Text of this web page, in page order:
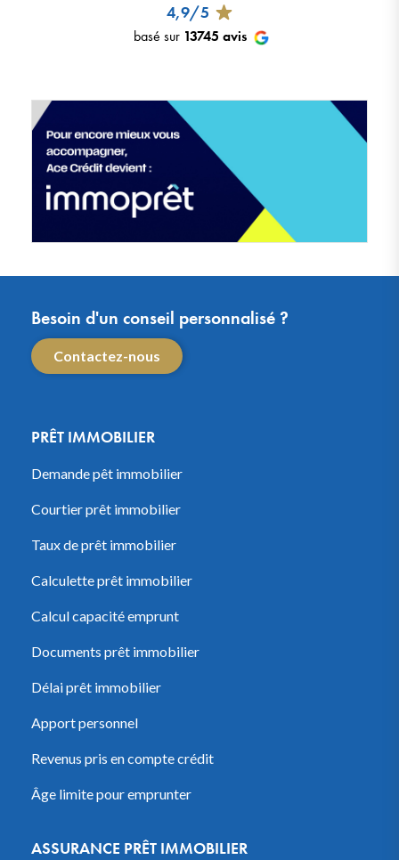
4,9/5
basé sur 13745 avis
Besoin d'un conseil personnalisé ?
Contactez-nous
PRÊT IMMOBILIER
Demande pêt immobilier
Courtier prêt immobilier
Taux de prêt immobilier
Calculette prêt immobilier
Calcul capacité emprunt
Documents prêt immobilier
Délai prêt immobilier
Apport personnel
Revenus pris en compte crédit
Âge limite pour emprunter
ASSURANCE PRÊT IMMOBILIER